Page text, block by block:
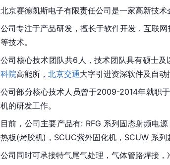
北京赛德凯斯电子有限责任公司是一家高新技
公司专注于产品研发，擅长于软件开发，互联
等技术。
公司核心技术团队共6人，技术团队具有硕士
科院高能所， 北京交通大字引进资深软件及自动
公司部分核心技术人员曾于2009-2014年就职于
机的研发工作。
目前，公司主要产品有: RFG 系列固态射频电源
热板(烤胶机)，SCUC紫外固化机，SCUW 系列
公司同时可承接特气尾气处理，气体管路焊接，